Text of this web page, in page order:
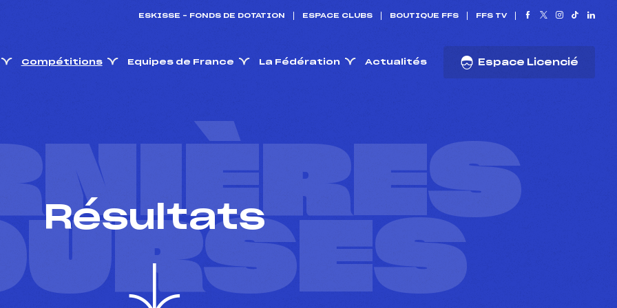
ESKISSE – FONDS DE DOTATION ESPACE CLUBS BOUTIQUE FFS FFS TV
Compétitions Equipes de France La Fédération Actualités Espace Licencié
Résultats